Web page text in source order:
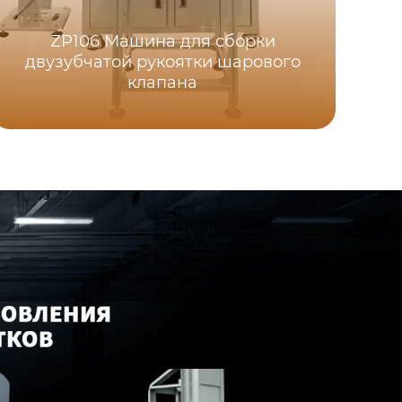
ZP106 Машина для сборки
двузубчатой рукоятки шарового
клапана